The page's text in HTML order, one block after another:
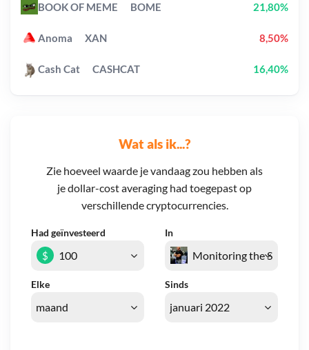
Wat als ik...?
Zie hoeveel waarde je vandaag zou hebben als
je dollar-cost averaging had toegepast op
verschillende cryptocurrencies.
Had geïnvesteerd In
Elke Sinds
$
BOOK OF MEME BOME 21,80%
Anoma XAN 8,50%
Cash Cat CASHCAT 16,40%